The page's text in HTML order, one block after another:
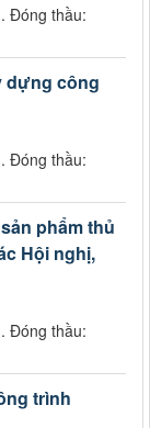
Đóng thầu:
dựng công
Đóng thầu:
phẩm thủ
Hội nghị,
Đóng thầu:
trình